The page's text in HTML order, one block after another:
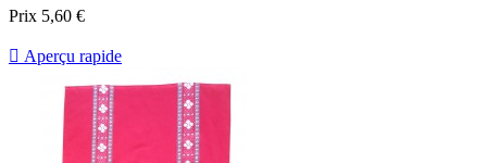
Prix 5,60 €
 Aperçu rapide